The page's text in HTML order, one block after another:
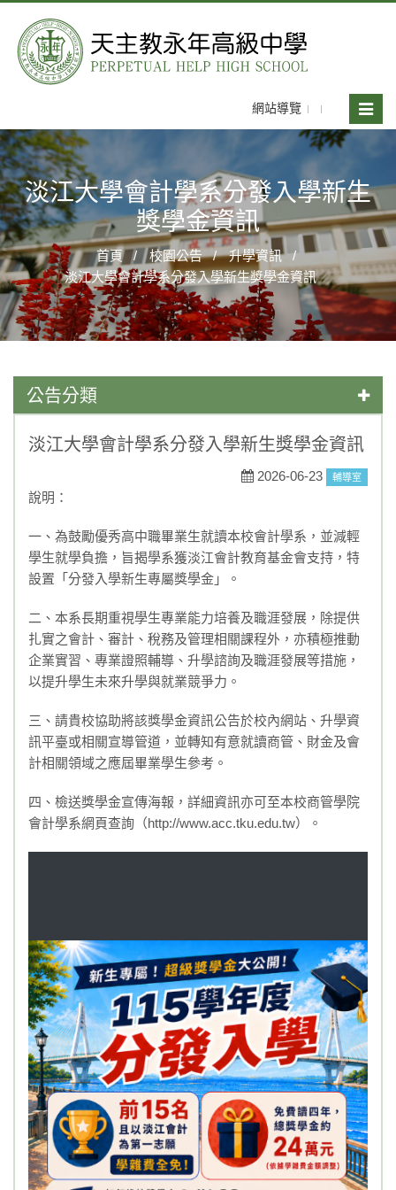
網站導覽
Toggle
淡江大學會計學系分發入學新生
獎學金資訊
首頁 校園公告
升學資訊
淡江大學會計學系分發入學新生獎學金資訊
公告分類
學藝競試
榮譽榜
活動競賽
升學資訊
獎助學金
108課綱
淡江大學會計學系分發入學新生獎學金資訊
2026-06-23 輔導室
說明：
一、為鼓勵優秀高中職畢業生就讀本校會計學系，並減輕
學生就學負擔，旨揭學系獲淡江會計教育基金會支持，特
設置「分發入學新生專屬獎學金」。
二、本系長期重視學生專業能力培養及職涯發展，除提供
扎實之會計、審計、稅務及管理相關課程外，亦積極推動
企業實習、專業證照輔導、升學諮詢及職涯發展等措施，
以提升學生未來升學與就業競爭力。
三、請貴校協助將該獎學金資訊公告於校內網站、升學資
訊平臺或相關宣導管道，並轉知有意就讀商管、財金及會
計相關領域之應屆畢業學生參考。
四、檢送獎學金宣傳海報，詳細資訊亦可至本校商管學院
會計學系網頁查詢（http://www.acc.tku.edu.tw）。